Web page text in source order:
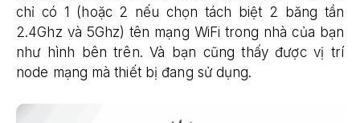
chỉ có 1 (hoặc 2 nếu chọn tách biệt 2 băng tần
2.4Ghz và 5Ghz) tên mạng WiFi trong nhà của bạn
như hình bên trên. Và bạn cũng thấy được vị trí
node mạng mà thiết bị đang sử dụng.